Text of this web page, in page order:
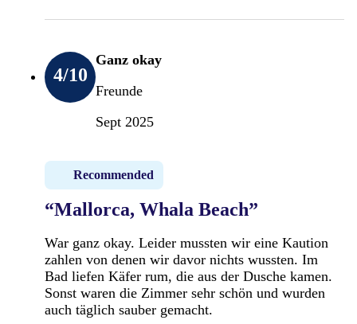
4/10
Ganz okay
Freunde
Sept 2025
Recommended
“Mallorca, Whala Beach”
War ganz okay. Leider mussten wir eine Kaution
zahlen von denen wir davor nichts wussten. Im
Bad liefen Käfer rum, die aus der Dusche kamen.
Sonst waren die Zimmer sehr schön und wurden
auch täglich sauber gemacht.